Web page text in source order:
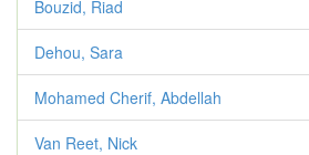
Bouzid, Riad
Dehou, Sara
Mohamed Cherif, Abdellah
Van Reet, Nick